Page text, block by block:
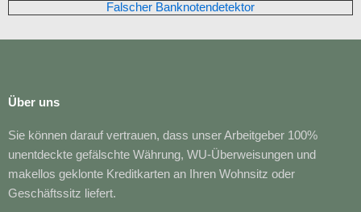
Falscher Banknotendetektor
Über uns
Sie können darauf vertrauen, dass unser Arbeitgeber 100%
unentdeckte gefälschte Währung, WU-Überweisungen und
makellos geklonte Kreditkarten an Ihren Wohnsitz oder
Geschäftssitz liefert.